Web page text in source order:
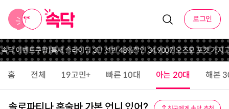
로그인
닥 이벤트쿠팡)틈새 슬라이딩 3단 선반 48%할인 34,900원오즈모 포켓 가지
홈 전체 19고민+ 빠른 10대 아는 20대 해본